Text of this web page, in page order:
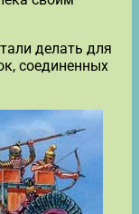
делать для
соединенных